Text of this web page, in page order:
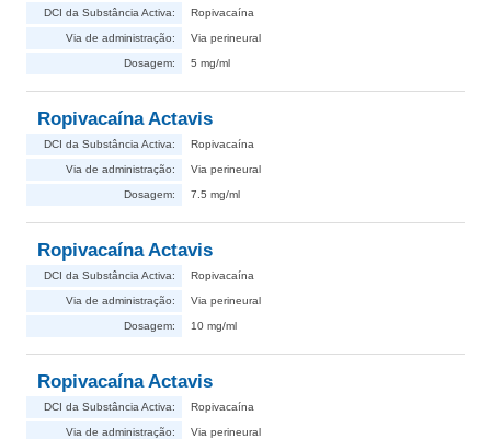
DCI da Substância Activa: Ropivacaína
Via de administração: Via perineural
Dosagem: 5 mg/ml
Ropivacaína Actavis
DCI da Substância Activa: Ropivacaína
Via de administração: Via perineural
Dosagem: 7.5 mg/ml
Ropivacaína Actavis
DCI da Substância Activa: Ropivacaína
Via de administração: Via perineural
Dosagem: 10 mg/ml
Ropivacaína Actavis
DCI da Substância Activa: Ropivacaína
Via de administração: Via perineural